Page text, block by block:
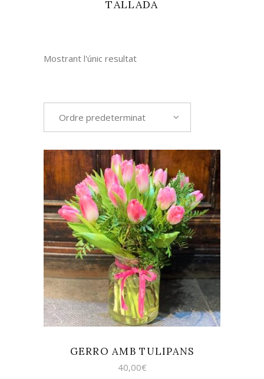
TALLADA
Mostrant l'únic resultat
Ordre predeterminat
AFEGEIX A LA CISTELLA
GERRO AMB TULIPANS
40,00€